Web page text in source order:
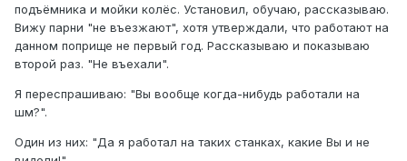
подъёмника и мойки колёс. Установил, обучаю, рассказываю.
Вижу парни "не въезжают", хотя утверждали, что работают на
данном поприще не первый год. Рассказываю и показываю
второй раз. "Не въехали".
Я переспрашиваю: "Вы вообще когда-нибудь работали на
шм?".
Один из них: "Да я работал на таких станках, какие Вы и не